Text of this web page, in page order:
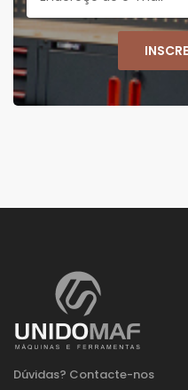
Dúvidas? Contacte-nos